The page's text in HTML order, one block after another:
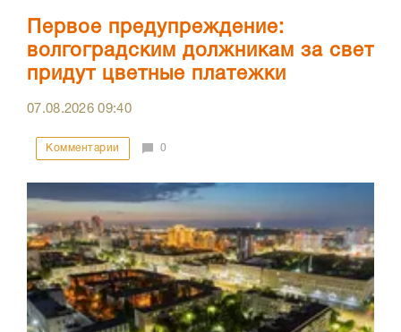
Первое предупреждение:
волгоградским должникам за свет
придут цветные платежки
07.08.202609:40
Комментарии 0